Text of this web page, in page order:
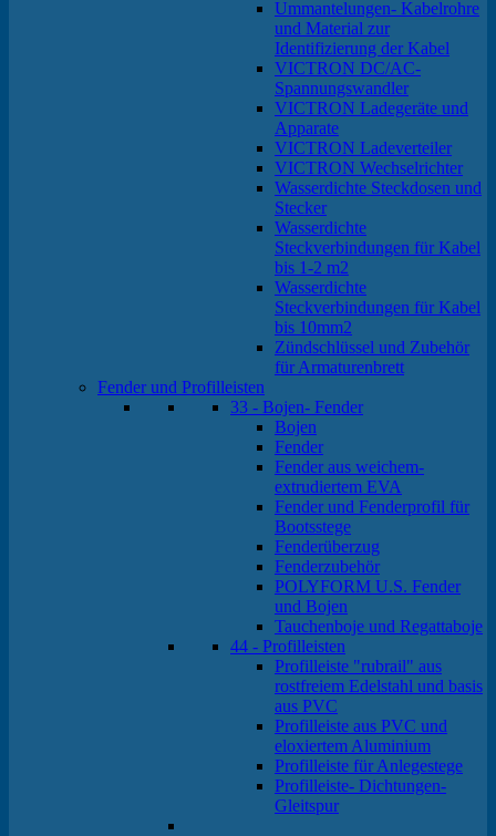
Ummantelungen- Kabelrohre
und Material zur
Identifizierung der Kabel
VICTRON DC/AC-
Spannungswandler
VICTRON Ladegeräte und
Apparate
VICTRON Ladeverteiler
VICTRON Wechselrichter
Wasserdichte Steckdosen und
Stecker
Wasserdichte
Steckverbindungen für Kabel
bis 1-2 m2
Wasserdichte
Steckverbindungen für Kabel
bis 10mm2
Zündschlüssel und Zubehör
für Armaturenbrett
Fender und Profilleisten
33 - Bojen- Fender
Bojen
Fender
Fender aus weichem-
extrudiertem EVA
Fender und Fenderprofil für
Bootsstege
Fenderüberzug
Fenderzubehör
POLYFORM U.S. Fender
und Bojen
Tauchenboje und Regattaboje
44 - Profilleisten
Profilleiste "rubrail" aus
rostfreiem Edelstahl und basis
aus PVC
Profilleiste aus PVC und
eloxiertem Aluminium
Profilleiste für Anlegestege
Profilleiste- Dichtungen-
Gleitspur